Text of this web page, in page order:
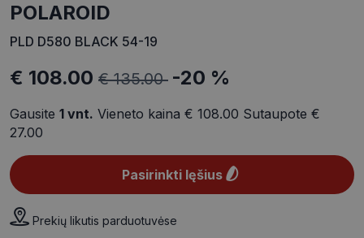
POLAROID
PLD D580 BLACK 54-19
€ 108.00 € 135.00 -20 %
Gausite 1 vnt. Vieneto kaina € 108.00 Sutaupote €
27.00
Pasirinkti lęšius
Prekių likutis parduotuvėse